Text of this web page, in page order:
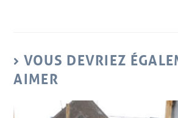
VOUS DEVRIEZ
AIMER